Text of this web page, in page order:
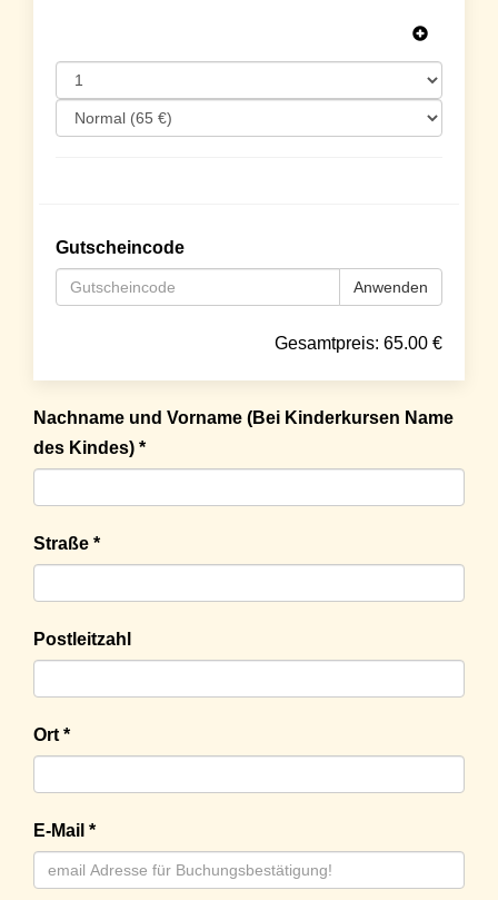
Gutscheincode
Anwenden
Gesamtpreis: 65.00 €
Nachname und Vorname (Bei Kinderkursen Name
des Kindes) *
Straße *
Postleitzahl
Ort *
E-Mail *